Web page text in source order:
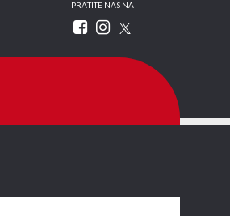
PRATITE NAS NA